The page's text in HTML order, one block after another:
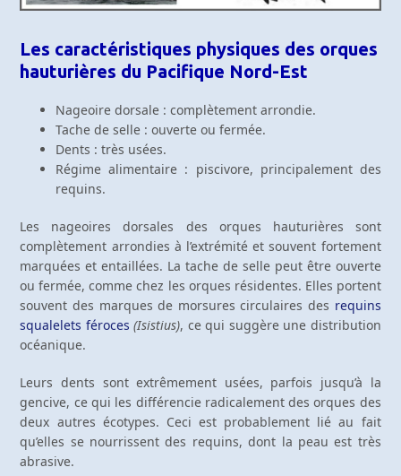
Les caractéristiques physiques des orques
hauturières du Pacifique Nord-Est
Nageoire dorsale : complètement arrondie.
Tache de selle : ouverte ou fermée.
Dents : très usées.
Régime alimentaire : piscivore, principalement des
requins.
Les nageoires dorsales des orques hauturières sont
complètement arrondies à l’extrémité et souvent fortement
marquées et entaillées. La tache de selle peut être ouverte
ou fermée, comme chez les orques résidentes. Elles portent
souvent des marques de morsures circulaires des requins
squalelets féroces (Isistius), ce qui suggère une distribution
océanique.
Leurs dents sont extrêmement usées, parfois jusqu’à la
gencive, ce qui les différencie radicalement des orques des
deux autres écotypes. Ceci est probablement lié au fait
qu’elles se nourrissent des requins, dont la peau est très
abrasive.